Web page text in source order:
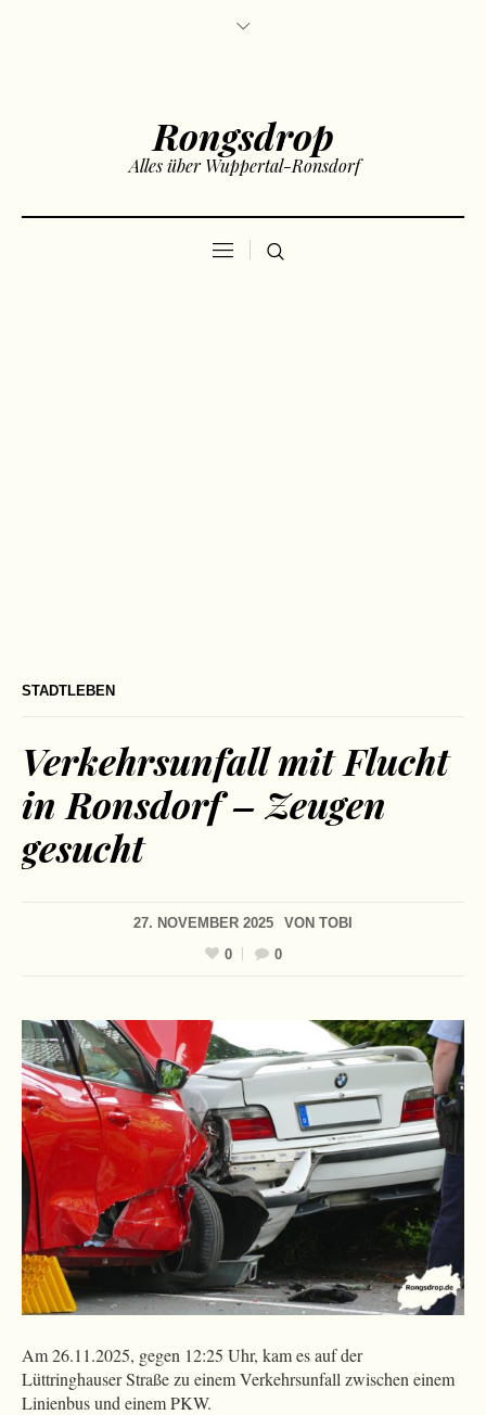
Rongsdrop
Alles über Wuppertal-Ronsdorf
STADTLEBEN
Verkehrsunfall mit Flucht
in Ronsdorf – Zeugen
gesucht
27. NOVEMBER 2025 VON TOBI
0
0
Am 26.11.2025, gegen 12:25 Uhr, kam es auf der
Lüttringhauser Straße zu einem Verkehrsunfall zwischen einem
Linienbus und einem PKW.